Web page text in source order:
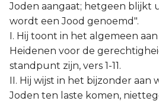
Joden aangaat; hetgeen blijkt
wordt een Jood genoemd".
I. Hij toont in het algemeen
Heidenen voor de
standpunt zijn, vers 1-11.
II. Hij wijst in het bijzonder aan
Joden ten laste komen,